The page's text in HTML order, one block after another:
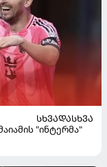
ᲡᲮᲕᲐᲓᲐᲡᲮᲕᲐ
"ინტერმა"